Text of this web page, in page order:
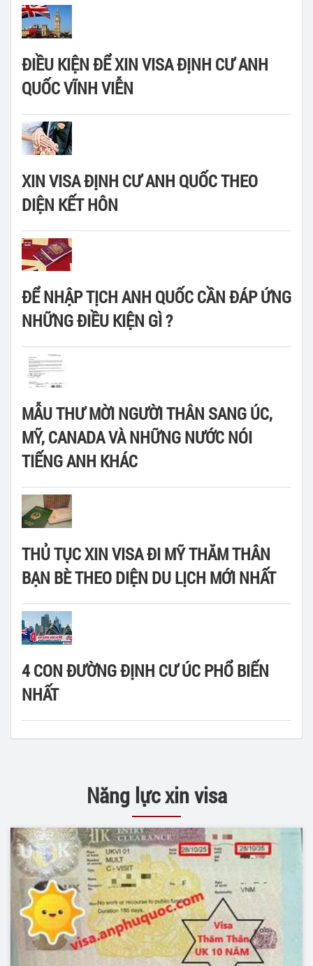
ĐIỀU KIỆN ĐỂ XIN VISA ĐỊNH CƯ ANH
QUỐC VĨNH VIỄN
XIN VISA ĐỊNH CƯ ANH QUỐC THEO
DIỆN KẾT HÔN
ĐỂ NHẬP TỊCH ANH QUỐC CẦN ĐÁP ỨNG
NHỮNG ĐIỀU KIỆN GÌ ?
MẪU THƯ MỜI NGƯỜI THÂN SANG ÚC,
MỸ, CANADA VÀ NHỮNG NƯỚC NÓI
TIẾNG ANH KHÁC
THỦ TỤC XIN VISA ĐI MỸ THĂM THÂN
BẠN BÈ THEO DIỆN DU LỊCH MỚI NHẤT
4 CON ĐƯỜNG ĐỊNH CƯ ÚC PHỔ BIẾN
NHẤT
Năng lực xin visa